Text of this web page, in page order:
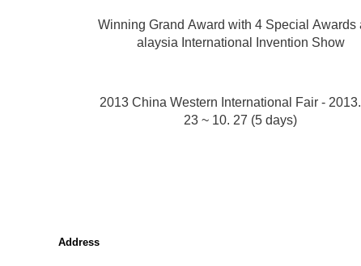
Winning Grand Award with 4 Special Awards
alaysia International Invention Show
2013 China Western International Fair -
23 ~ 10. 27 (5 days)
Address